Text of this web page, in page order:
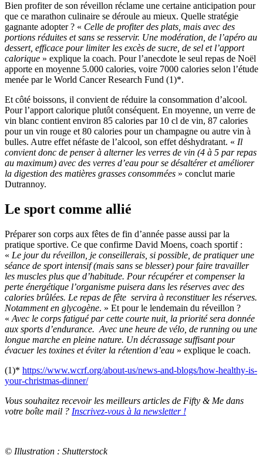
Bien profiter de son réveillon réclame une certaine anticipation pour
que ce marathon culinaire se déroule au mieux. Quelle stratégie
gagnante adopter ? « Celle de profiter des plats, mais avec des
portions réduites et sans se resservir. Une modération, de l’apéro au
dessert, efficace pour limiter les excès de sucre, de sel et l’apport
calorique » explique la coach. Pour l’anecdote le seul repas de Noël
apporte en moyenne 5.000 calories, voire 7000 calories selon l’étude
menée par le World Cancer Research Fund (1)*.
Et côté boissons, il convient de réduire la consommation d’alcool.
Pour l’apport calorique plutôt conséquent. En moyenne, un verre de
vin blanc contient environ 85 calories par 10 cl de vin, 87 calories
pour un vin rouge et 80 calories pour un champagne ou autre vin à
bulles. Autre effet néfaste de l’alcool, son effet déshydratant. « Il
convient donc de penser à alterner les verres de vin (4 à 5 par repas
au maximum) avec des verres d’eau pour se désaltérer et améliorer
la digestion des matières grasses consommées » conclut marie
Dutrannoy.
Le sport comme allié
Préparer son corps aux fêtes de fin d’année passe aussi par la
pratique sportive. Ce que confirme David Moens, coach sportif :
« Le jour du réveillon, je conseillerais, si possible, de pratiquer une
séance de sport intensif (mais sans se blesser) pour faire travailler
les muscles plus que d’habitude. Pour récupérer et compenser la
perte énergétique l’organisme puisera dans les réserves avec des
calories brûlées. Le repas de fête servira à reconstituer les réserves.
Notamment en glycogène. » Et pour le lendemain du réveillon ?
« Avec le corps fatigué par cette courte nuit, la priorité sera donnée
aux sports d’endurance. Avec une heure de vélo, de running ou une
longue marche en pleine nature. Un décrassage suffisant pour
évacuer les toxines et éviter la rétention d’eau » explique le coach.
(1)* https://www.wcrf.org/about-us/news-and-blogs/how-healthy-is-
your-christmas-dinner/
Vous souhaitez recevoir les meilleurs articles de Fifty & Me dans
votre boîte mail ? Inscrivez-vous à la newsletter !
© Illustration : Shutterstock